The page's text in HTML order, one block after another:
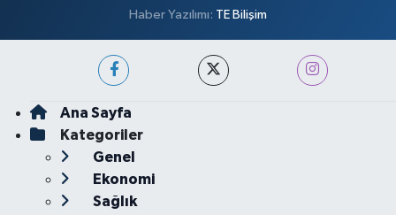
Haber Yazılımı: TE Bilişim
Ana Sayfa
Kategoriler
Genel
Ekonomi
Sağlık